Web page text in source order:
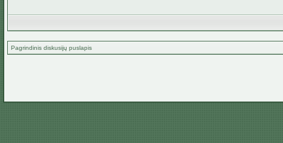
Pagrindinis diskusijų puslapis